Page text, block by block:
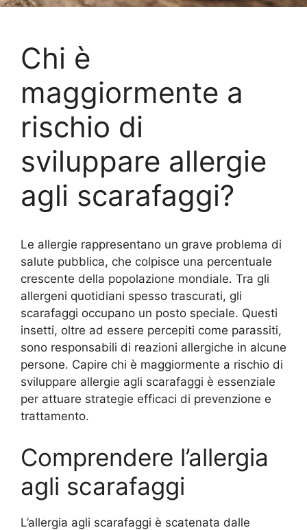
Chi è
maggiormente a
rischio di
sviluppare allergie
agli scarafaggi?
Le allergie rappresentano un grave problema di
salute pubblica, che colpisce una percentuale
crescente della popolazione mondiale. Tra gli
allergeni quotidiani spesso trascurati, gli
scarafaggi occupano un posto speciale. Questi
insetti, oltre ad essere percepiti come parassiti,
sono responsabili di reazioni allergiche in alcune
persone. Capire chi è maggiormente a rischio di
sviluppare allergie agli scarafaggi è essenziale
per attuare strategie efficaci di prevenzione e
trattamento.
Comprendere l’allergia
agli scarafaggi
L’allergia agli scarafaggi è scatenata dalle